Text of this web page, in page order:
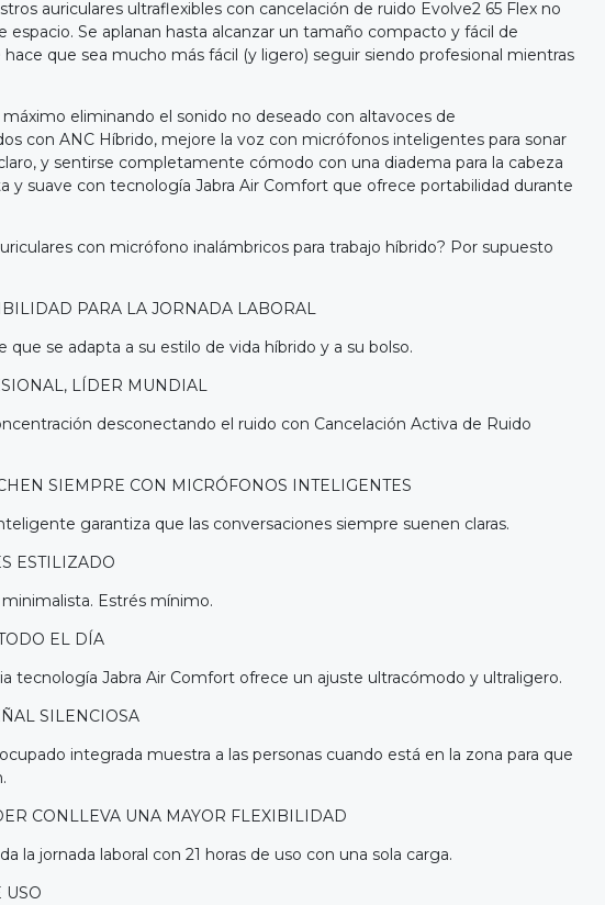
auriculares ultraflexibles con cancelación de ruido Evolve2 65 Flex no
espacio. Se aplanan hasta alcanzar un tamaño compacto y fácil de
que sea mucho más fácil (y ligero) seguir siendo profesional mientras
eliminando el sonido no deseado con altavoces de
con ANC Híbrido, mejore la voz con micrófonos inteligentes para sonar
y sentirse completamente cómodo con una diadema para la cabeza
y suave con tecnología Jabra Air Comfort que ofrece portabilidad durante
con micrófono inalámbricos para trabajo híbrido? Por supuesto
PARA LA JORNADA LABORAL
que se adapta a su estilo de vida híbrido y a su bolso.
LÍDER MUNDIAL
desconectando el ruido con Cancelación Activa de Ruido
SIEMPRE CON MICRÓFONOS INTELIGENTES
garantiza que las conversaciones siempre suenen claras.
ESTILIZADO
Estrés mínimo.
EL DÍA
tecnología Jabra Air Comfort ofrece un ajuste ultracómodo y ultraligero.
SILENCIOSA
integrada muestra a las personas cuando está en la zona para que
CONLLEVA UNA MAYOR FLEXIBILIDAD
la jornada laboral con 21 horas de uso con una sola carga.
USO